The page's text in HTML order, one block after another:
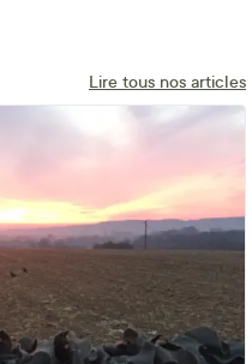
Lire tous nos articles